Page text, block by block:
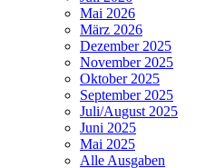
Mai 2026
März 2026
Dezember 2025
November 2025
Oktober 2025
September 2025
Juli/August 2025
Juni 2025
Mai 2025
Alle Ausgaben